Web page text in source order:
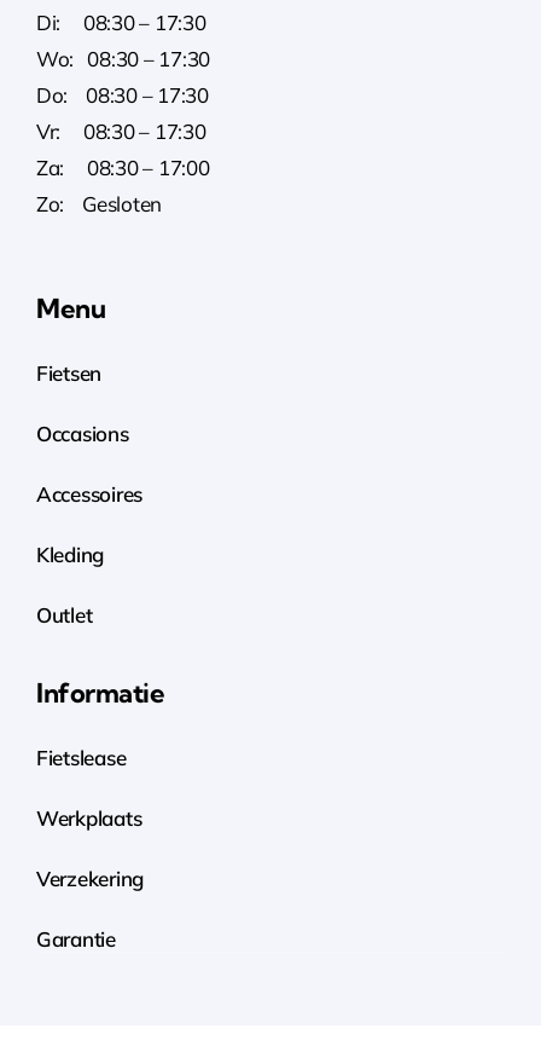
Di: 08:30 – 17:30
Wo: 08:30 – 17:30
Do: 08:30 – 17:30
Vr: 08:30 – 17:30
Za: 08:30 – 17:00
Zo: Gesloten
Menu
Fietsen
Occasions
Accessoires
Kleding
Outlet
Informatie
Fietslease
Werkplaats
Verzekering
Garantie